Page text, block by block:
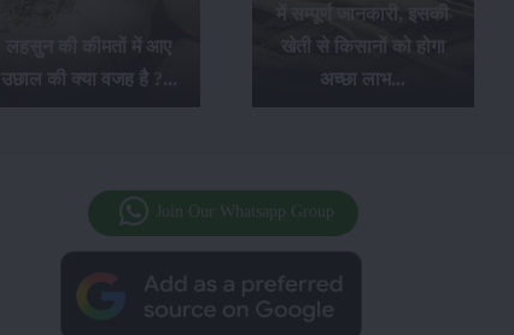
लहसुन की कीमतों में आए
उछाल की क्या वजह है ?...
में सम्पूर्ण जानकारी, इसकी
खेती से किसानों को होगा
अच्छा लाभ...
Join Our Whatsapp Group